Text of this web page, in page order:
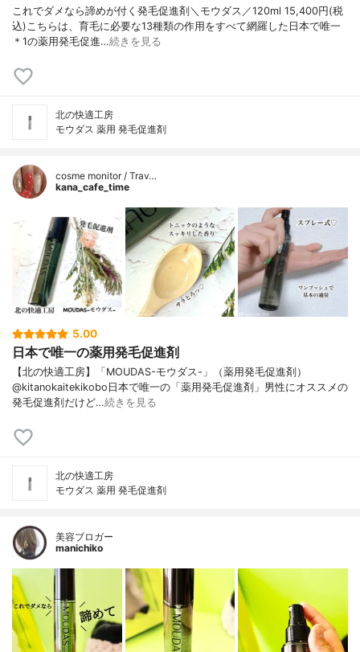
これでダメなら諦めが付く発毛促進剤＼モウダス／120ml 15,400円(税
込)こちらは、育毛に必要な13種類の作用をすべて網羅した日本で唯一
＊1の薬用発毛促進…続きを見る
北の快適工房
モウダス 薬用 発毛促進剤
cosme monitor / Trav…
kana_cafe_time
5.00
日本で唯一の薬用発毛促進剤
【北の快適工房】「MOUDAS-モウダス-」（薬用発毛促進剤）
@kitanokaitekikobo日本で唯一の「薬用発毛促進剤」男性にオススメの
発毛促進剤だけど…続きを見る
北の快適工房
モウダス 薬用 発毛促進剤
美容ブロガー
manichiko